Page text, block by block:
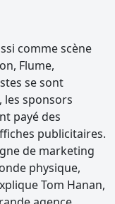
comme scène
Flume,
se sont
sponsors
payé des
publicitaires.
de marketing
physique,
Tom Hanan,